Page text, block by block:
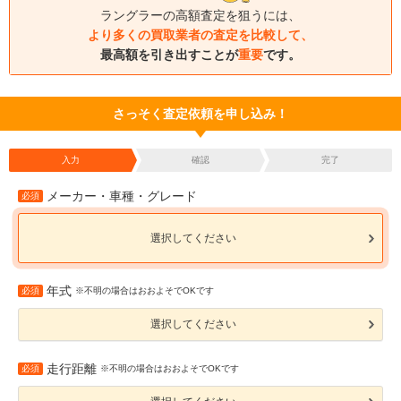
ラングラーの高額査定を狙うには、
より多くの買取業者の査定を比較して、
最高額を引き出すことが重要です。
さっそく査定依頼を申し込み！
入力 確認 完了
必須 メーカー・車種・グレード
選択してください
必須 年式 ※不明の場合はおおよそでOKです
選択してください
必須 走行距離 ※不明の場合はおおよそでOKです